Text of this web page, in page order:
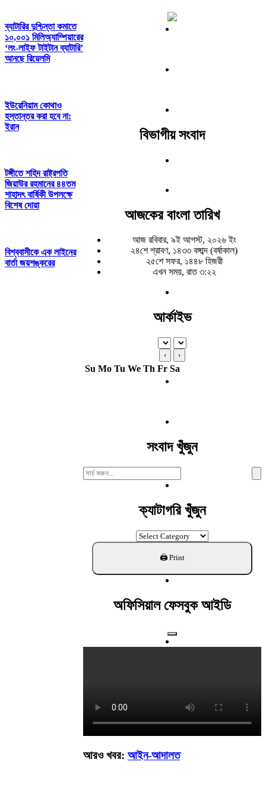
ব্যাটারির দুশ্চিন্তা কমাতে
১০,০০১ মিলিঅ্যাম্পিয়ারের
‘লং-লাইফ টাইটান ব্যাটারি’
আনছে রিয়েলমি
ইউরেনিয়াম কোথাও
হস্তান্তর করা হবে না:
ইরান
টঙ্গীতে শহিদ রাষ্ট্রপতি
জিয়াউর রহমানের ৪৪তম
শাহাদৎ বার্ষিকী উপলক্ষে
বিশেষ দোয়া
বিশ্ববাসীকে এক লাইনের
বার্তা জয়শঙ্করের
বিভাগীয় সংবাদ
আজকের বাংলা তারিখ
আজ রবিবার, ৯ই আগস্ট, ২০২৬ ইং
২৪শে শ্রাবণ, ১৪৩৩ বঙ্গাব্দ (বর্ষাকাল)
২৫শে সফর, ১৪৪৮ হিজরী
এখন সময়, রাত ৩:২২
আর্কাইভ
‹ ›
Su Mo Tu We Th Fr Sa
সংবাদ খুঁজুন
Search
For:
ক্যাটাগরি খুঁজুন
ক্যাটাগরি
খুঁজুন
অফিসিয়াল ফেসবুক আইডি
আরও খবর: আইন-আদালত